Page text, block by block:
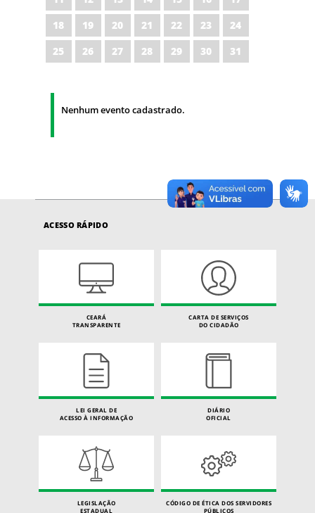
18
19 20 21 22 23
24
25
26 27 28 29 30 31
Nenhum evento cadastrado.
ACESSO RÁPIDO
CEARÁ
TRANSPARENTE
CARTA DE SERVIÇOS
DO CIDADÃO
LEI GERAL DE
ACESSO À INFORMAÇÃO
DIÁRIO
OFICIAL
LEGISLAÇÃO
ESTADUAL
CÓDIGO DE ÉTICA DOS SERVIDORES
PÚBLICOS